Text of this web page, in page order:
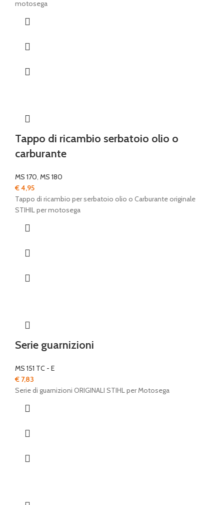
motosega
Tappo di ricambio serbatoio olio o
carburante
MS 170, MS 180
€4,95
Tappo di ricambio per serbatoio olio o Carburante originale
STIHIL per motosega
Serie guarnizioni
MS 151 TC - E
€ 7,83
Serie di guarnizioni ORIGINALI STIHL per Motosega